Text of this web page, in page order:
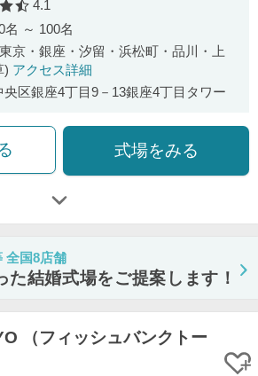
口コミ評価
4.1
名 ～ 100名
京・銀座・汐留・浜松町・品川・上
) アクセス詳細
央区銀座4丁目9－13銀座4丁目タワー
式場をみる
全国8店舗
た結婚式場をご提案します！
（フィッシュバンクトー